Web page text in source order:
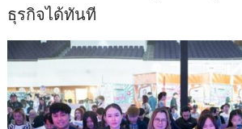
ธุรกิจได้ทันที